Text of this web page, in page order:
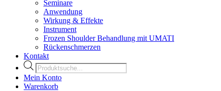
Seminare
Anwendung
Wirkung & Effekte
Instrument
Frozen Shoulder Behandlung mit UMATI
Rückenschmerzen
Kontakt
Products
search
Mein Konto
Warenkorb